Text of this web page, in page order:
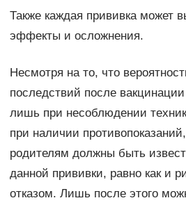
Также каждая прививка может
эффекты и осложнения.
Несмотря на то, что
последствий после
лишь при несоблюдении
при наличии
родителям должны быть
данной прививки, равно как и
отказом. Лишь после этого